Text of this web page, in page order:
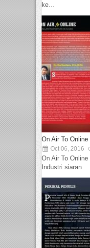
ke...
On Air To
Oct 06, 2016
On Air To
Industri siaran...